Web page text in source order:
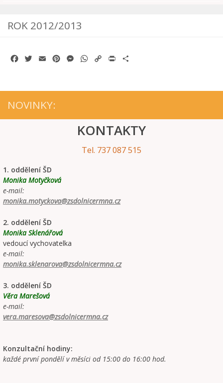
ROK 2012/2013
FacebookTwitterEmail PinterestMessenger
WhatsApp
Copy
Print
NOVINKY:
KONTAKTY
Tel. 737 087 515
1. oddělení ŠD
Monika Motyčková
e-mail:
monika.motyckova@zsdolnicermna.cz
2. oddělení ŠD
Monika Sklenářová
vedoucí vychovatelka
e-mail:
monika.sklenarova@zsdolnicermna.cz
3. oddělení ŠD
Věra Marešová
e-mail:
vera.maresova@zsdolnicermna.cz
Konzultační hodiny:
každé první pondělí v měsíci od 15:00 do 16:00 hod.